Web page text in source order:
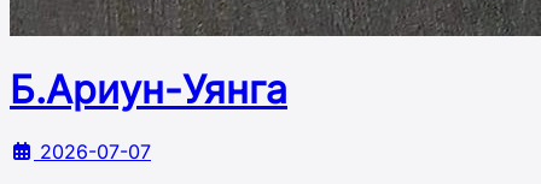
Б.Ариун-Уянга
2026-07-07